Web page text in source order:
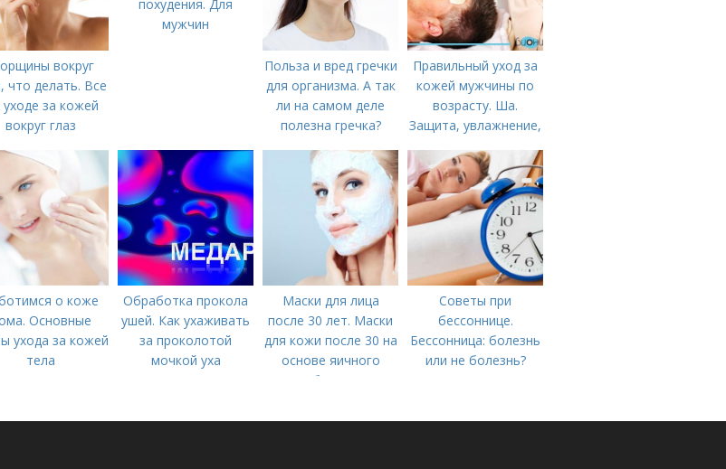
вокруг
что делать. Все
за кожей
вокруг глаз
похудения. Для
мужчин
Польза и вред гречки
для организма. А так
ли на самом деле
полезна гречка?
Правильный уход за
кожей мужчины по
возрасту. Ша.
Защита, увлажнение,
о коже
Основные
ухода за кожей
тела
Обработка прокола
ушей. Как ухаживать
за проколотой
мочкой уха
Маски для лица
после 30 лет. Маски
для кожи после 30 на
основе яичного
белка
Советы при
бессоннице.
Бессонница: болезнь
или не болезнь?